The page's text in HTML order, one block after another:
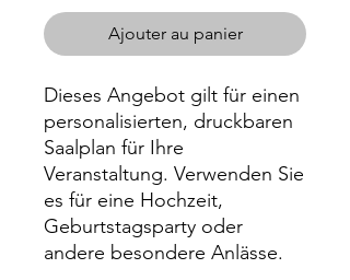
Ajouter au panier
Dieses Angebot gilt für einen
personalisierten, druckbaren
Saalplan für Ihre
Veranstaltung. Verwenden Sie
es für eine Hochzeit,
Geburtstagsparty oder
andere besondere Anlässe.